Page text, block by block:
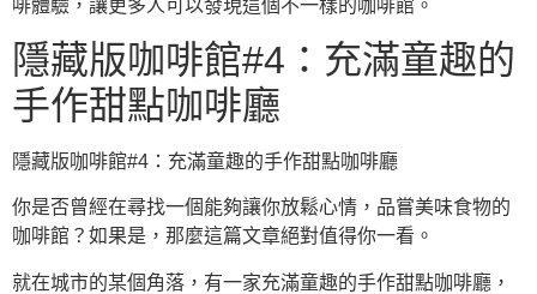
啡體驗，讓更多人可以發現這個不一樣的咖啡館。
隱藏版咖啡館#4：充滿童趣的
手作甜點咖啡廳
隱藏版咖啡館#4：充滿童趣的手作甜點咖啡廳
你是否曾經在尋找一個能夠讓你放鬆心情，品嘗美味食物的
咖啡館？如果是，那麼這篇文章絕對值得你一看。
就在城市的某個角落，有一家充滿童趣的手作甜點咖啡廳，